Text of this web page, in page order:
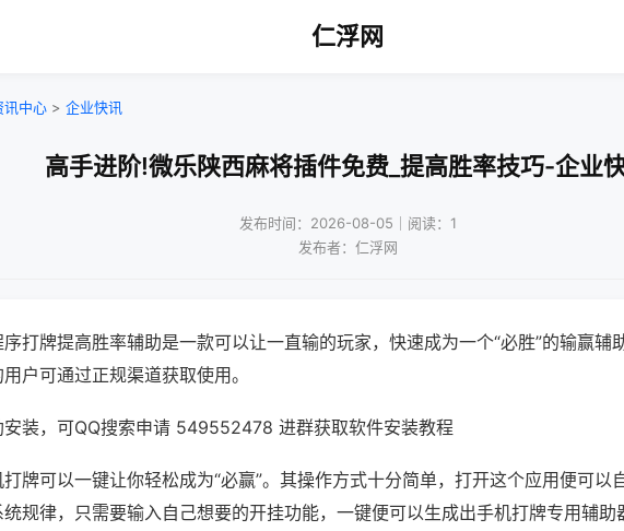
仁浮网
讯中心 > 企业快讯
高手进阶!微乐陕西麻将插件免费_提高胜率技巧-企业
发布时间：2026-08-05｜阅读：1
发布者：仁浮网
打牌提高胜率辅助是一款可以让一直输的玩家，快速成为一个“必胜”的输赢辅
户可通过正规渠道获取使用。
安装，可QQ搜索申请 549552478 进群获取软件安装教程
牌可以一键让你轻松成为“必赢”。其操作方式十分简单，打开这个应用便可以
统规律，只需要输入自己想要的开挂功能，一键便可以生成出手机打牌专用辅助